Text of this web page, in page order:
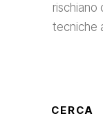
rischiano
tecniche
CERCA